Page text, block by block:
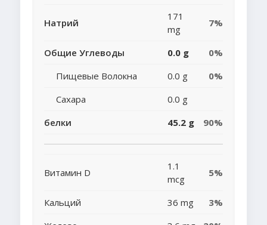
Натрий
171
mg
7%
Общие Углеводы 0.0 g
0%
Пищевые Волокна
0.0 g
0%
Сахара
0.0 g
белки
45.2 g 90%
Витамин D
1.1
mcg
5%
Кальций 36 mg
3%